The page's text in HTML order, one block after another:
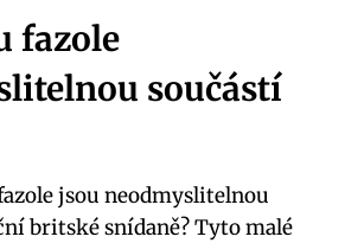
fazole
součástí
jsou neodmyslitelnou
britské snídaně? Tyto malé